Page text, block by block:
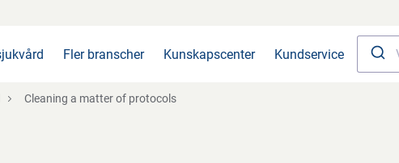
Fler branscher Kunskapscenter Kundservice
Cleaning a matter of protocols